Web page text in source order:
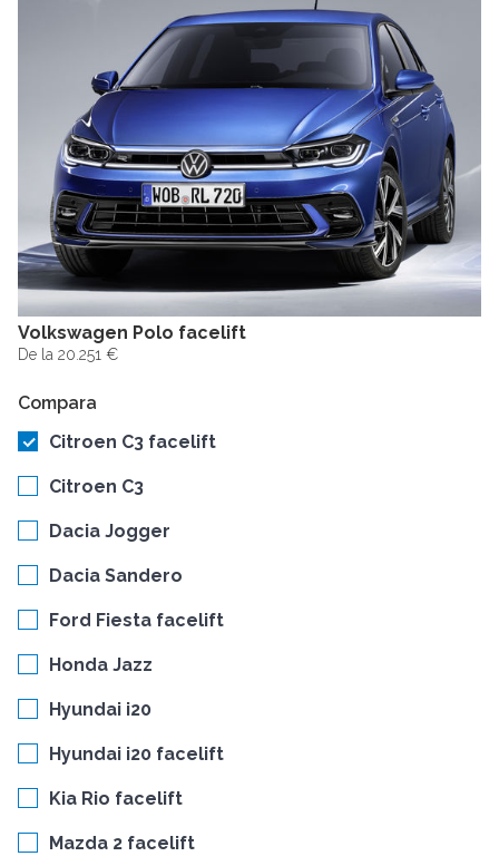
Volkswagen Polo facelift
De la 20.251 €
Compara
Citroen C3 facelift
Citroen C3
Dacia Jogger
Dacia Sandero
Ford Fiesta facelift
Honda Jazz
Hyundai i20
Hyundai i20 facelift
Kia Rio facelift
Mazda 2 facelift